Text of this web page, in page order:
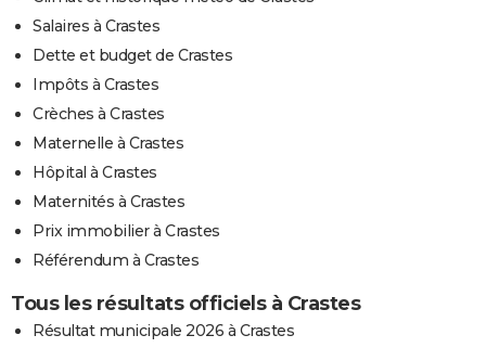
Salaires à Crastes
Dette et budget de Crastes
Impôts à Crastes
Crèches à Crastes
Maternelle à Crastes
Hôpital à Crastes
Maternités à Crastes
Prix immobilier à Crastes
Référendum à Crastes
Tous les résultats officiels à Crastes
Résultat municipale 2026 à Crastes